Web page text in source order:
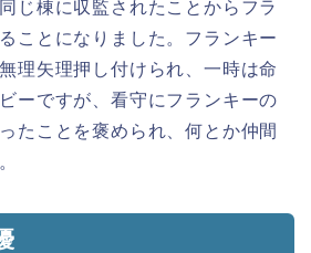
じ棟に収監されたことからフラ
ことになりました。フランキー
理矢理押し付けられ、一時は命
ーですが、看守にフランキーの
たことを褒められ、何とか仲間